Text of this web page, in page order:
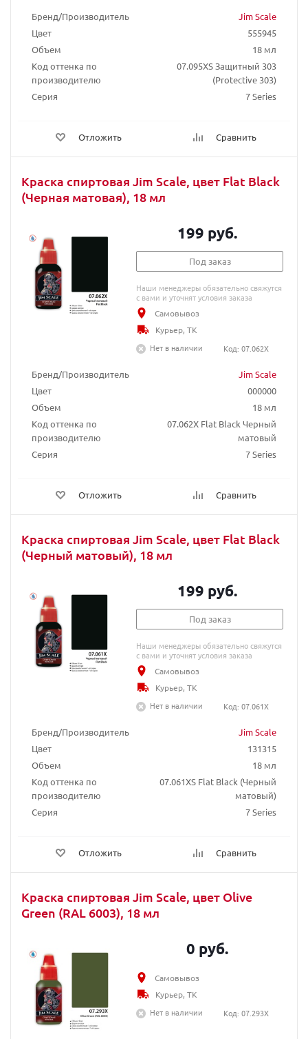
Бренд/Производитель
Jim Scale
Цвет
555945
Объем
18 мл
Код оттенка по
производителю
07.095XS Защитный 303
(Protective 303)
Серия
7 Series
Отложить Сравнить
Краска спиртовая Jim Scale, цвет Flat Black
(Черная матовая), 18 мл
Бренд/Производитель
Jim Scale
Цвет
000000
Объем
18 мл
Код оттенка по
производителю
07.062X Flat Black Черный
матовый
Серия
7 Series
Отложить Сравнить
199 руб.
Под заказ
Наши менеджеры обязательно свяжутся
с вами и уточнят условия заказа
Самовывоз
Курьер, ТК
Нет в наличии
Код: 07.062X
Краска спиртовая Jim Scale, цвет Flat Black
(Черный матовый), 18 мл
Бренд/Производитель
Jim Scale
Цвет
131315
Объем
18 мл
Код оттенка по
производителю
07.061XS Flat Black (Черный
матовый)
Серия
7 Series
Отложить Сравнить
199 руб.
Под заказ
Наши менеджеры обязательно свяжутся
с вами и уточнят условия заказа
Самовывоз
Курьер, ТК
Нет в наличии
Код: 07.061X
Краска спиртовая Jim Scale, цвет Olive
Green (RAL 6003), 18 мл
0 руб.
Самовывоз
Курьер, ТК
Нет в наличии
Код: 07.293X